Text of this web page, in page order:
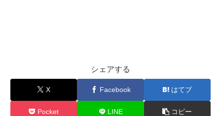
シェアする
X Facebook はてブ
Pocket LINE コピー